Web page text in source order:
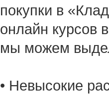
покупки в
онлайн курсов
мы можем
• Невысокие